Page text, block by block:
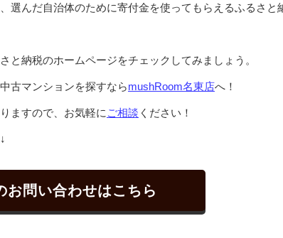
選んだ自治体のために寄付金を使ってもらえるふるさと
と納税のホームページをチェックしてみましょう。
古マンションを探すならmushRoom名東店へ！
ますので、お気軽に ご相談 ください！
お問い合わせはこちら